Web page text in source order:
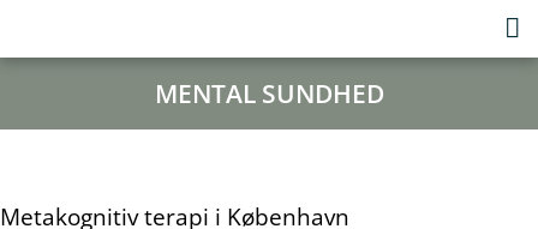
MENTAL SUNDHED
Metakognitiv terapi i København